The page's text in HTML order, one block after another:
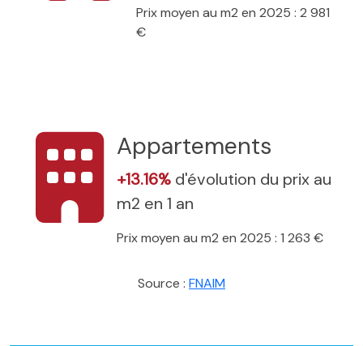
Prix moyen au m2 en 2025 : 2 981
€
Appartements
+13.16% d'évolution du prix au
m2 en 1 an
Prix moyen au m2 en 2025 : 1 263 €
Source : FNAIM